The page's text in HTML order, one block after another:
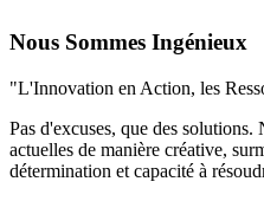
Nous Sommes Ingénieux
"L'Innovation en Action, les
Pas d'excuses, que des
actuelles de manière créative,
détermination et capacité à